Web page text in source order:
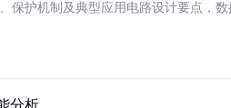
保护机制及典型应用电路设计要点，
分析